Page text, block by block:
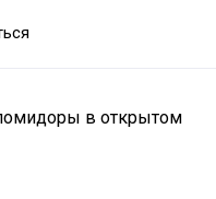
в открытом